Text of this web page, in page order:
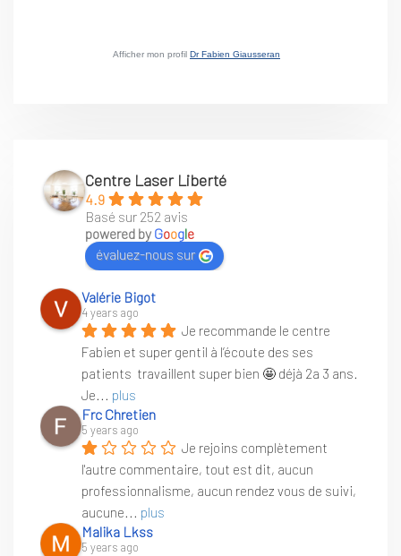
Afficher mon profil Dr Fabien Giausseran
Centre Laser Liberté
4.9
Basé sur 252 avis
powered by Google
évaluez-nous sur
Valérie Bigot
4 years ago
Je recommande le centre
Fabien et super gentil à l’écoute des ses
patients  travaillent super bien 🤩 déjà 2a 3 ans.
Je... plus
Frc Chretien
5 years ago
Je rejoins complètement
l'autre commentaire, tout est dit, aucun
professionnalisme, aucun rendez vous de suivi,
aucune... plus
Malika Lkss
5 years ago